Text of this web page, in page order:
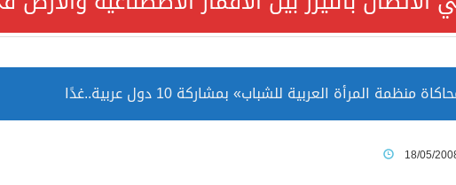
المرأة العربية للشباب» بمشاركة 10 دول عربية..غدًا
بصورة أكثر إيجابية من الولايات المتحدة18/05/